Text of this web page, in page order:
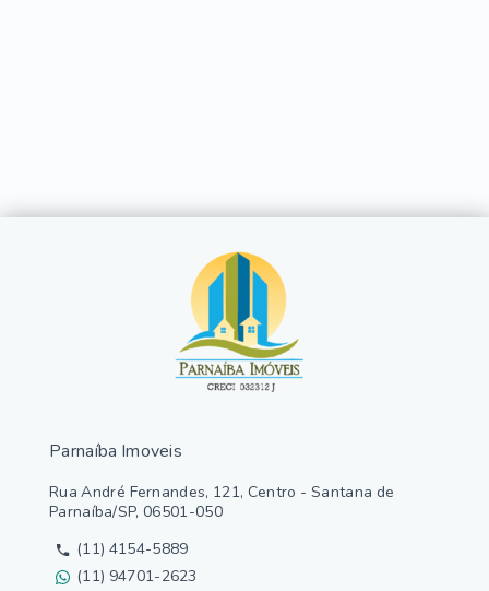
Parnaíba Imoveis
Rua André Fernandes, 121, Centro - Santana de
Parnaíba/SP, 06501-050
(11) 4154-5889
(11) 94701-2623